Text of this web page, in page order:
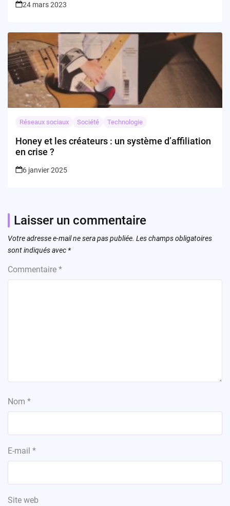
24 mars 2023
Réseaux sociaux Société Technologie
Honey et les créateurs : un système d’affiliation
en crise ?
6 janvier 2025
Laisser un commentaire
Votre adresse e-mail ne sera pas publiée. Les champs obligatoires
sont indiqués avec *
Commentaire *
Nom *
E-mail *
Site web